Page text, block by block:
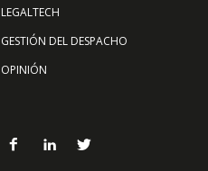
LEGALTECH
GESTIÓN DEL DESPACHO
OPINIÓN